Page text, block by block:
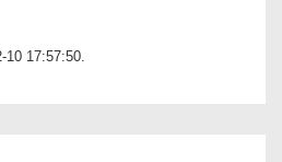
17:57:50.